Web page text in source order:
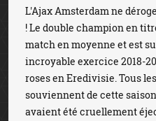
L'Ajax Amsterdam ne
! Le double champion en
match en moyenne et est
incroyable exercice 2018-
roses en Eredivisie. Tous
souviennent de cette
avaient été cruellement